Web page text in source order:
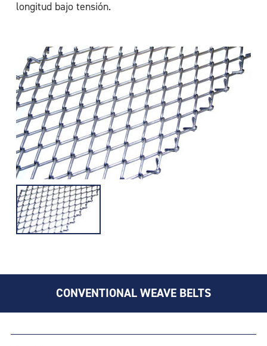
longitud bajo tensión.
CONVENTIONAL WEAVE BELTS